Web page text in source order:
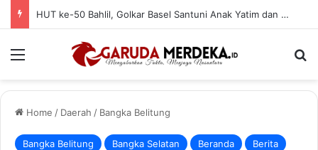
HUT ke-50 Bahlil, Golkar Basel Santuni Anak Yatim dan Fakir Miskin
Menu
Home / Daerah / Bangka Belitung
Bangka Belitung Bangka Selatan Beranda Berita